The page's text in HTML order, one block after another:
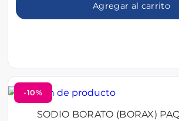
Agregar al carrito
-10%
SODIO BORATO (BORAX)